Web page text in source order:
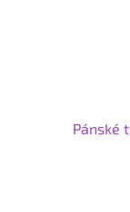
Pánské